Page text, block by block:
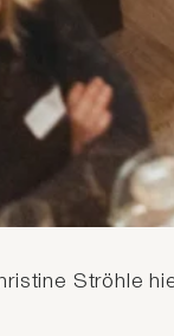
herzlichen
„kommod
für das
und würdigte
Ströhle